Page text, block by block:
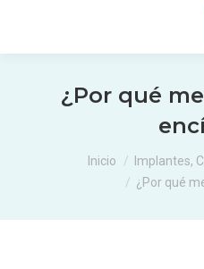
¿Por qué
Estás aquí:Inicio
Implantes,
¿Por qué